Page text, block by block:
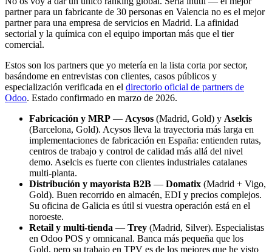
partner para un fabricante de 30 personas en Valencia no es el mejor
partner para una empresa de servicios en Madrid. La afinidad
sectorial y la química con el equipo importan más que el tier
comercial.
Estos son los partners que yo metería en la lista corta por sector,
basándome en entrevistas con clientes, casos públicos y
especialización verificada en el directorio oficial de partners de
Odoo. Estado confirmado en marzo de 2026.
Fabricación y MRP — Acysos (Madrid, Gold) y Aselcis
(Barcelona, Gold). Acysos lleva la trayectoria más larga en
implementaciones de fabricación en España: entienden rutas,
centros de trabajo y control de calidad más allá del nivel
demo. Aselcis es fuerte con clientes industriales catalanes
multi-planta.
Distribución y mayorista B2B — Domatix (Madrid + Vigo,
Gold). Buen recorrido en almacén, EDI y precios complejos.
Su oficina de Galicia es útil si vuestra operación está en el
noroeste.
Retail y multi-tienda — Trey (Madrid, Silver). Especialistas
en Odoo POS y omnicanal. Banca más pequeña que los
Gold, pero su trabajo en TPV es de los mejores que he visto